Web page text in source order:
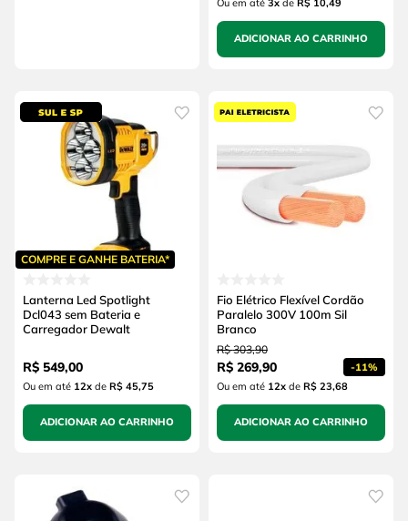
ADICIONAR AO CARRINHO
COMPRE E GANHE BATERIA*
Lanterna Led Spotlight
Dcl043 sem Bateria e
Carregador Dewalt
R$ 549,00
Ou em até 12xde R$ 45,75
ADICIONAR AO CARRINHO
Fio Elétrico Flexível Cordão
Paralelo 300V 100m Sil
Branco
R$ 303,90
R$ 269,90 -11%
Ou em até 12xde R$ 23,68
ADICIONAR AO CARRINHO